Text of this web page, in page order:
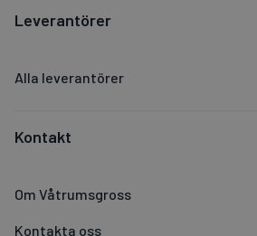
Leverantörer
Alla leverantörer
Kontakt
Om Våtrumsgross
Kontakta oss